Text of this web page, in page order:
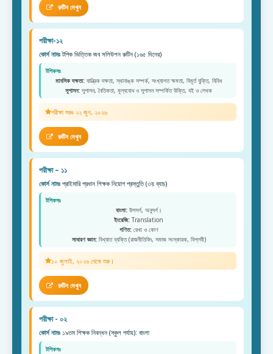
রুটিন দেখুন
পরীক্ষা-১২
কোর্স নামঃটপিক ভিত্তিক জব সলিউশন রুটিন (১৬৫ দিনের)
টপিকসঃ
মানসিক দক্ষতা: যান্ত্রিক দক্ষতা, স্থানাঙ্ক সম্পর্ক, সংখ্যাগত ক্ষমতা, বিমূর্ত যুক্তি, বিবিধ
সুশাসন: সুশাসন, নৈতিকতা, মূল্যবোধ ও সুশাসন সম্পর্কিত উক্তি, বই ও লেখক
পরীক্ষা শুরুঃ ২২ জুন, ২০২৬
রুটিন দেখুন
পরীক্ষা – ১১
কোর্স নামঃ প্রাইমারি প্রধান শিক্ষক নিয়োগ প্রস্তুতি (৩য় ব্যাচ)
টপিকসঃ
বাংলা:উপসর্গ, অনুসর্গ।
ইংরেজি: Translation
গণিত:রেখা ও কোণ
সাধারণ জ্ঞান:বিখ্যাত ব্যক্তি (রাজনীতিবিদ, সমাজ সংস্কারক, বিপ্লবী)
১০ জুলাই, ২০২৬ থেকে শুরু।
রুটিন দেখুন
পরীক্ষা - ০২
কোর্স নামঃ ১৯তম শিক্ষক নিবন্ধন (স্কুল পর্যায়): বাংলা
টপিকসঃ